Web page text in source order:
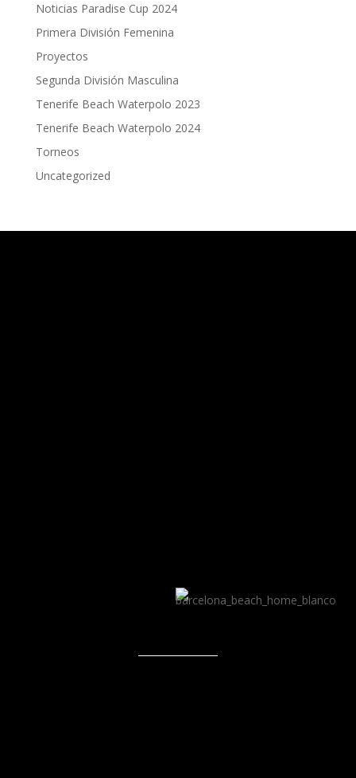
Noticias Paradise Cup 2024
Primera División Femenina
Proyectos
Segunda División Masculina
Tenerife Beach Waterpolo 2023
Tenerife Beach Waterpolo 2024
Torneos
Uncategorized